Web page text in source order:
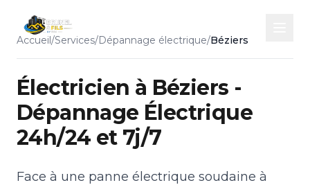
Accueil/Services/Dépannage électrique/Béziers
Électricien à Béziers -
Dépannage Électrique
24h/24 et 7j/7
Face à une panne électrique soudaine à